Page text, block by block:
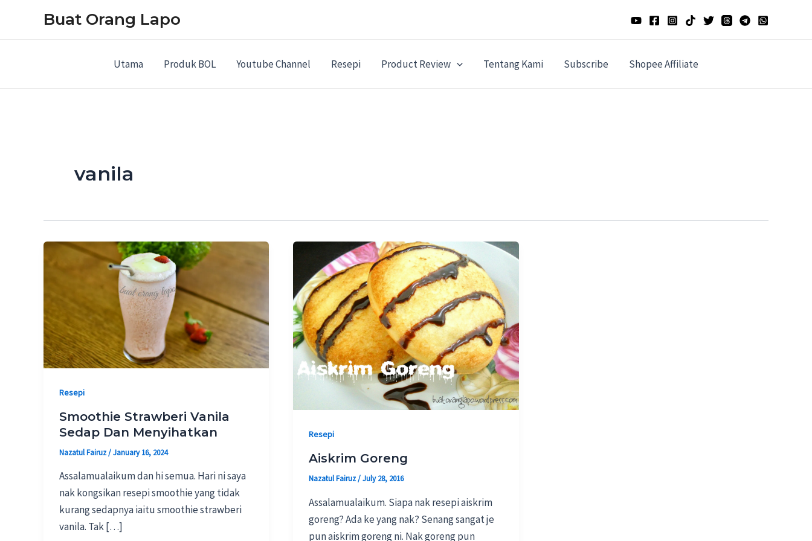
Buat Orang Lapo
Utama Produk BOL Youtube Channel Resepi Product Review Tentang Kami Subscribe Shopee Affiliate
vanila
Resepi
Smoothie Strawberi Vanila
Sedap Dan Menyihatkan
Nazatul Fairuz/January 16, 2024
Assalamualaikum dan hi semua. Hari ni saya
nak kongsikan resepi smoothie yang tidak
kurang sedapnya iaitu smoothie strawberi
vanila. Tak […]
Resepi
Aiskrim Goreng
Nazatul Fairuz/July 28, 2016
Assalamualaikum. Siapa nak resepi aiskrim
goreng? Ada ke yang nak? Senang sangat je
pun aiskrim goreng ni. Nak goreng pun